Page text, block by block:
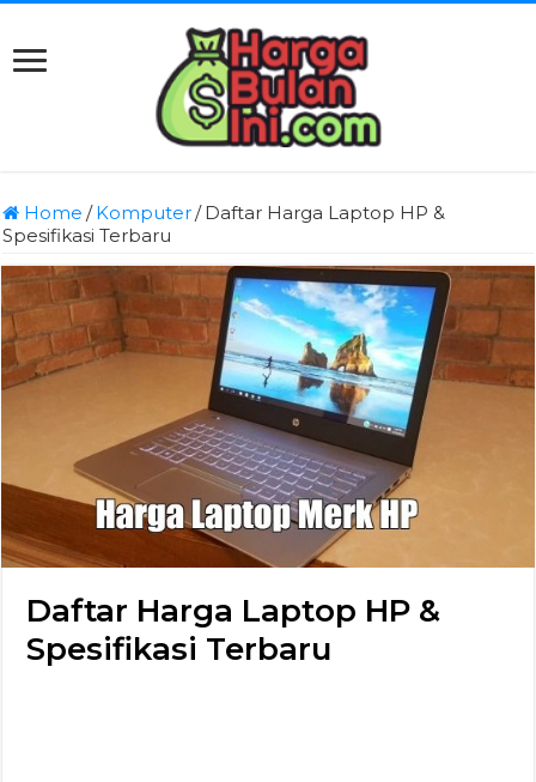
Home /Komputer/Daftar Harga Laptop HP &
Spesifikasi Terbaru
Daftar Harga Laptop HP &
Spesifikasi Terbaru